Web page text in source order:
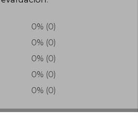
0% (0)
0% (0)
0% (0)
0% (0)
0% (0)